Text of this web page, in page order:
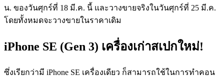
น. ของวันศุกร์ที่ 18 มี.ค. นี้ และวางขายจริงในวันศุกร์ที่ 25 มี.ค.
โดยทั้งหมดจะวางขายในราคาเดิม
iPhone SE (Gen 3) เครื่องเก่าสเปกใหม่!
ซึ่งเรียกว่ามี iPhone SE เครื่องเดียว ก็สามารถใช้ในการทำคอน